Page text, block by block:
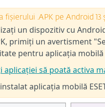
fișierului .APK pe Android 13
un dispozitiv cu
primiți un avertisment
pentru aplicația mobilă
aplicației să poată activa
aplicația mobilă